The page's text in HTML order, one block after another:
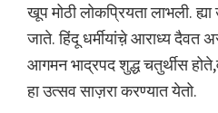
खूप मोठी लोकप्रियता लाभली.
जाते. हिंदू धर्मीयांच़े आराध्य दैवत
आगमन भाद्रपद शुद्ध चतुर्थीस
हा उत्सव साज़रा करण्यात येतो.